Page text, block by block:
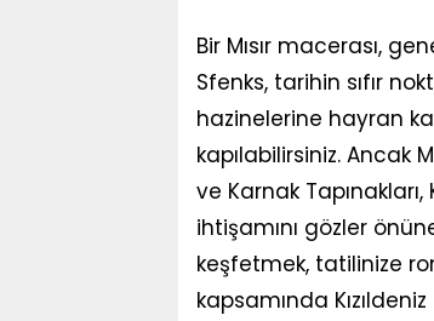
Bir Mısır macerası,
Sfenks, tarihin sıfır
hazinelerine hayran
kapılabilirsiniz. Ancak
ve Karnak Tapınakları,
ihtişamını gözler
keşfetmek, tatilinize
kapsamında